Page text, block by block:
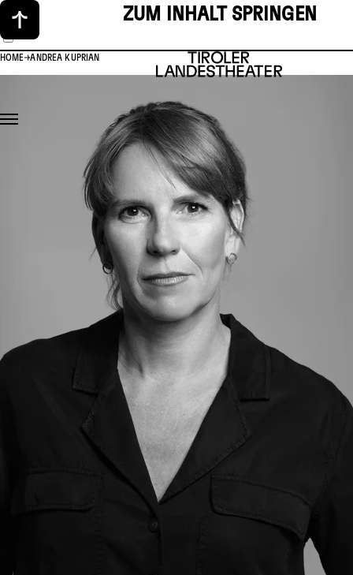
ZUM INHALT SPRINGEN
HOME ANDREA KUPRIAN